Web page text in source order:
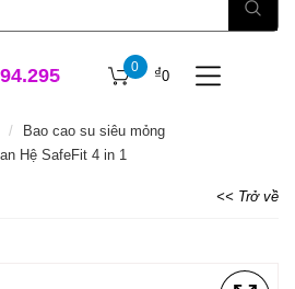
0
0
₫
Bao cao su siêu mỏng
Hệ SafeFit 4 in 1
<< Trở về